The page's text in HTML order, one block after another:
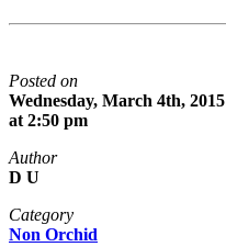
Posted on
Wednesday, March 4th, 2015
at 2:50 pm
Author
D U
Category
Non Orchid